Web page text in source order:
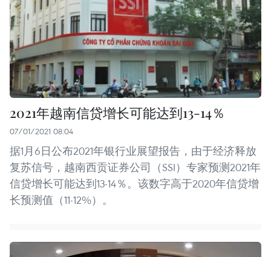
2021年越南信贷增长可能达到13-14％
07/01/2021 08:04
据1月6日公布2021年银行业展望报告，由于经济释放
复苏信号，越南西贡证券公司（SSI）专家预测2021年
信贷增长可能达到13-14％。该数字高于2020年信贷增
长预测值（11-12%）。